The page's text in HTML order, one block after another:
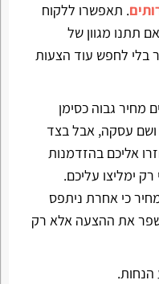
. תאפשרו ללקוח
תתנו מגוון של
בלי לחפש עוד הצעות
מחיר גבוה כסימן
ושם עסקה, אבל בצד
אליכם בהזדמנות
ימליצו עליכם.
כי אחרת ניתפס
את ההצעה אלא רק
הנחות.